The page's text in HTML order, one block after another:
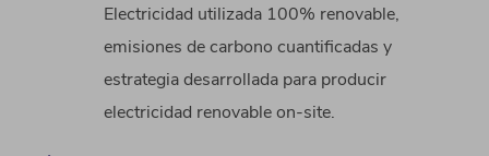
Electricidad utilizada 100% renovable,
emisiones de carbono cuantificadas y
estrategia desarrollada para producir
electricidad renovable on-site.